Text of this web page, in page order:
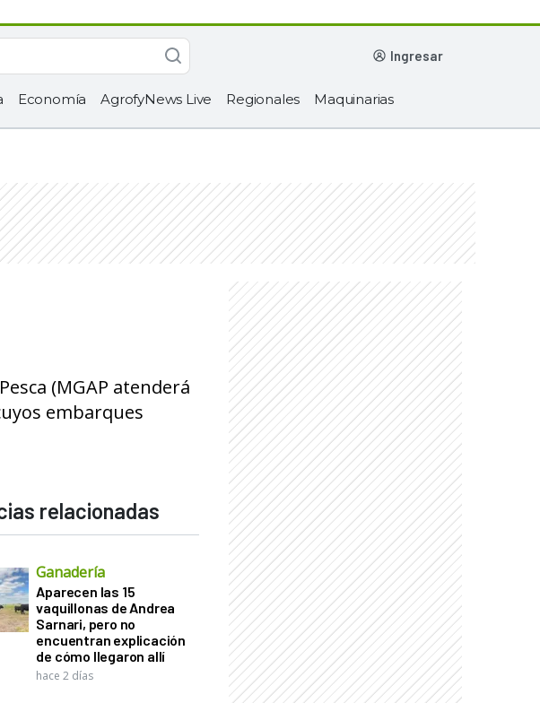
ingresar
Economía AgrofyNews Live Regionales Maquinarias
(MGAP atenderá
embarques
relacionadas
Ganadería
Aparecen las 15
vaquillonas de Andrea
Sarnari, pero no
encuentran explicación
de cómo llegaron allí
hace 2 días